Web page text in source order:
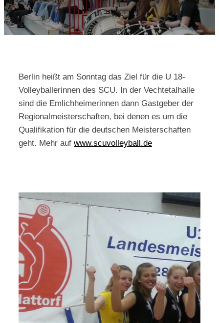
Kontakt
Berlin heißt am Sonntag das Ziel für die U 18-
Volleyballerinnen des SCU. In der Vechtetalhalle
sind die Emlichheimerinnen dann Gastgeber der
Regionalmeisterschaften, bei denen es um die
Qualifikation für die deutschen Meisterschaften
geht. Mehr auf www.scuvolleyball.de